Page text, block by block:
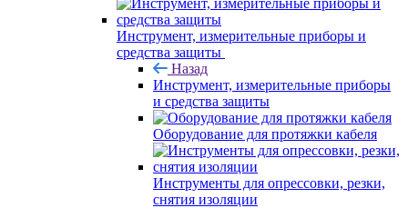
Инструмент, измерительные приборы и
средства защиты
Назад
Инструмент, измерительные приборы
и средства защиты
Оборудование для протяжки кабеля
Инструменты для опрессовки, резки,
снятия изоляции